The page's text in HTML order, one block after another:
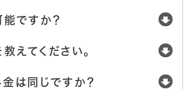
ですか？
えてください。
は同じですか？